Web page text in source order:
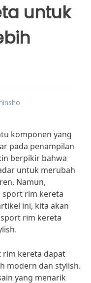
untuk
komponen yang
pada penampilan
berpikir bahwa
untuk merubah
Namun,
sport rim kereta
ini, kita akan
rim kereta
rim kereta dapat
modern dan stylish.
yang menarik